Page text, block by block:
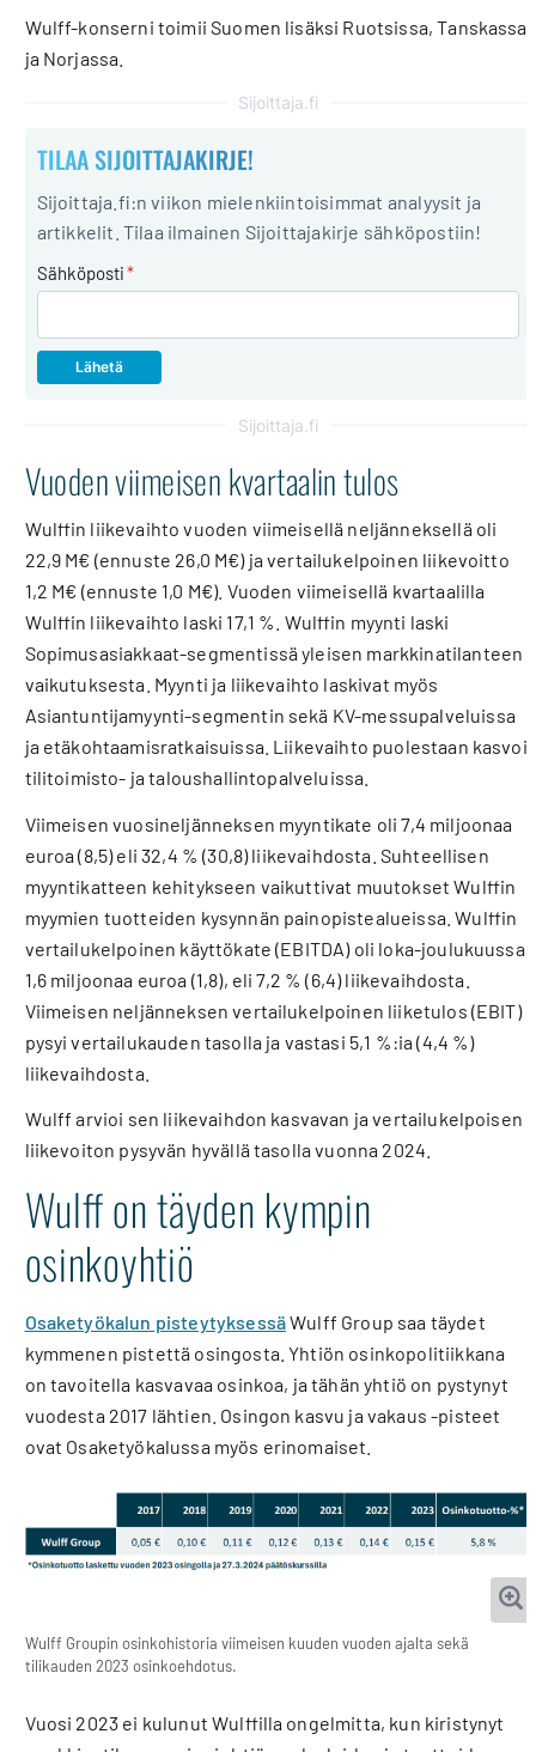
Wulff-konserni toimii Suomen lisäksi Ruotsissa, Tanskassa
ja Norjassa.
Sijoittaja.fi
TILAA SIJOITTAJAKIRJE!
Sijoittaja.fi:n viikon mielenkiintoisimmat analyysit ja
artikkelit. Tilaa ilmainen Sijoittajakirje sähköpostiin!
Sähköposti*
Sijoittaja.fi
Vuoden viimeisen kvartaalin tulos
Wulffin liikevaihto vuoden viimeisellä neljänneksellä oli
22,9 M€ (ennuste 26,0 M€) ja vertailukelpoinen liikevoitto
1,2 M€ (ennuste 1,0 M€). Vuoden viimeisellä kvartaalilla
Wulffin liikevaihto laski 17,1 %. Wulffin myynti laski
Sopimusasiakkaat-segmentissä yleisen markkinatilanteen
vaikutuksesta. Myynti ja liikevaihto laskivat myös
Asiantuntijamyynti-segmentin sekä KV-messupalveluissa
ja etäkohtaamisratkaisuissa. Liikevaihto puolestaan kasvoi
tilitoimisto- ja taloushallintopalveluissa.
Viimeisen vuosineljänneksen myyntikate oli 7,4 miljoonaa
euroa (8,5) eli 32,4 % (30,8) liikevaihdosta. Suhteellisen
myyntikatteen kehitykseen vaikuttivat muutokset Wulffin
myymien tuotteiden kysynnän painopistealueissa. Wulffin
vertailukelpoinen käyttökate (EBITDA) oli loka-joulukuussa
1,6 miljoonaa euroa (1,8), eli 7,2 % (6,4) liikevaihdosta.
Viimeisen neljänneksen vertailukelpoinen liiketulos (EBIT)
pysyi vertailukauden tasolla ja vastasi 5,1 %:ia (4,4 %)
liikevaihdosta.
Wulff arvioi sen liikevaihdon kasvavan ja vertailukelpoisen
liikevoiton pysyvän hyvällä tasolla vuonna 2024.
Wulff on täyden kympin
osinkoyhtiö
Osaketyökalun pisteytyksessäWulff Group saa täydet
kymmenen pistettä osingosta. Yhtiön osinkopolitiikkana
on tavoitella kasvavaa osinkoa, ja tähän yhtiö on pystynyt
vuodesta 2017 lähtien. Osingon kasvu ja vakaus -pisteet
ovat Osaketyökalussa myös erinomaiset.
Wulff Groupin osinkohistoria viimeisen kuuden vuoden ajalta sekä
tilikauden 2023 osinkoehdotus.
Vuosi 2023 ei kulunut Wulffilla ongelmitta, kun kiristynyt